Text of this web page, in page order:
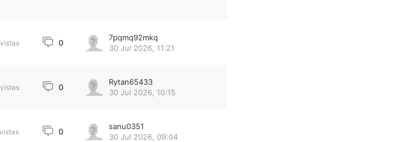
vistas 0
7pqmq92mkq
30 Jul 2026, 11:21
vistas 0
Rytan65433
30 Jul 2026, 10:15
vistas 0
sanu0351
30 Jul 2026, 09:04